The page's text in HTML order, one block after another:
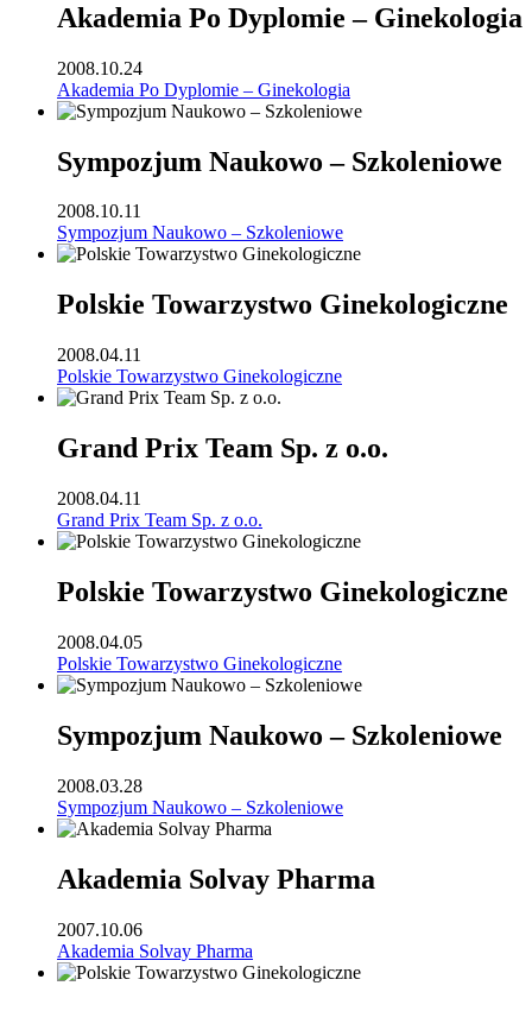
Akademia Po Dyplomie – Ginekologia
2008.10.24
Akademia Po Dyplomie – Ginekologia
Sympozjum Naukowo – Szkoleniowe
2008.10.11
Sympozjum Naukowo – Szkoleniowe
Polskie Towarzystwo Ginekologiczne
2008.04.11
Polskie Towarzystwo Ginekologiczne
Grand Prix Team Sp. z o.o.
2008.04.11
Grand Prix Team Sp. z o.o.
Polskie Towarzystwo Ginekologiczne
2008.04.05
Polskie Towarzystwo Ginekologiczne
Sympozjum Naukowo – Szkoleniowe
2008.03.28
Sympozjum Naukowo – Szkoleniowe
Akademia Solvay Pharma
2007.10.06
Akademia Solvay Pharma